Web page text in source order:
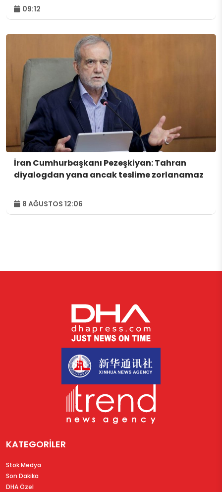
09:12
İran Cumhurbaşkanı Pezeşkiyan: Tahran
diyalogdan yana ancak teslime zorlanamaz
8 AĞUSTOS 12:06
KATEGORİLER
Stok Medya
Son Dakika
DHA Özel